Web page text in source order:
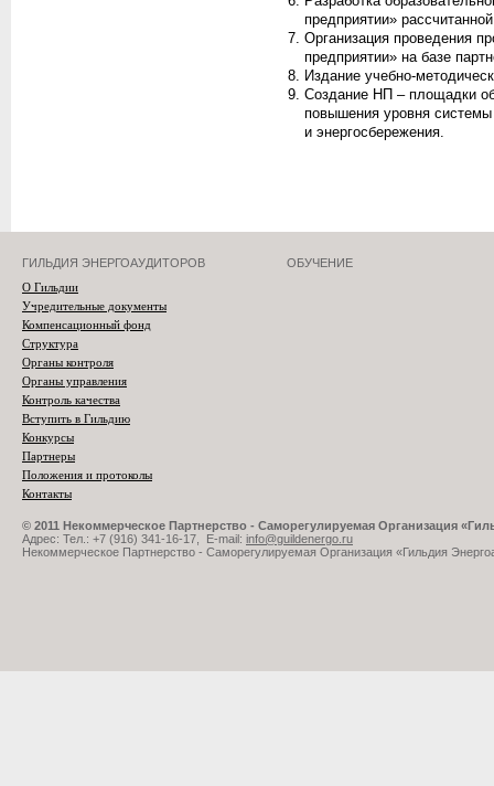
предприятии»
Организация проведения
предприятии» на базе
Издание учебно-
Создание НП – площадки
повышения уровня
и энергосбережения.
ГИЛЬДИЯ ЭНЕРГОАУДИТОРОВ
О Гильдии
Учредительные документы
Компенсационный фонд
Структура
Органы контроля
Органы управления
Контроль качества
Вступить в Гильдию
Конкурсы
Партнеры
Положения и протоколы
Контакты
ОБУЧЕНИЕ
© 2011 Некоммерческое Партнерство - Саморегулируемая Организация
Адрес: Тел.: +7 (916) 341-16-17, E-mail: info@guildenergo.ru
Некоммерческое Партнерство - Саморегулируемая Организация «Гильдия